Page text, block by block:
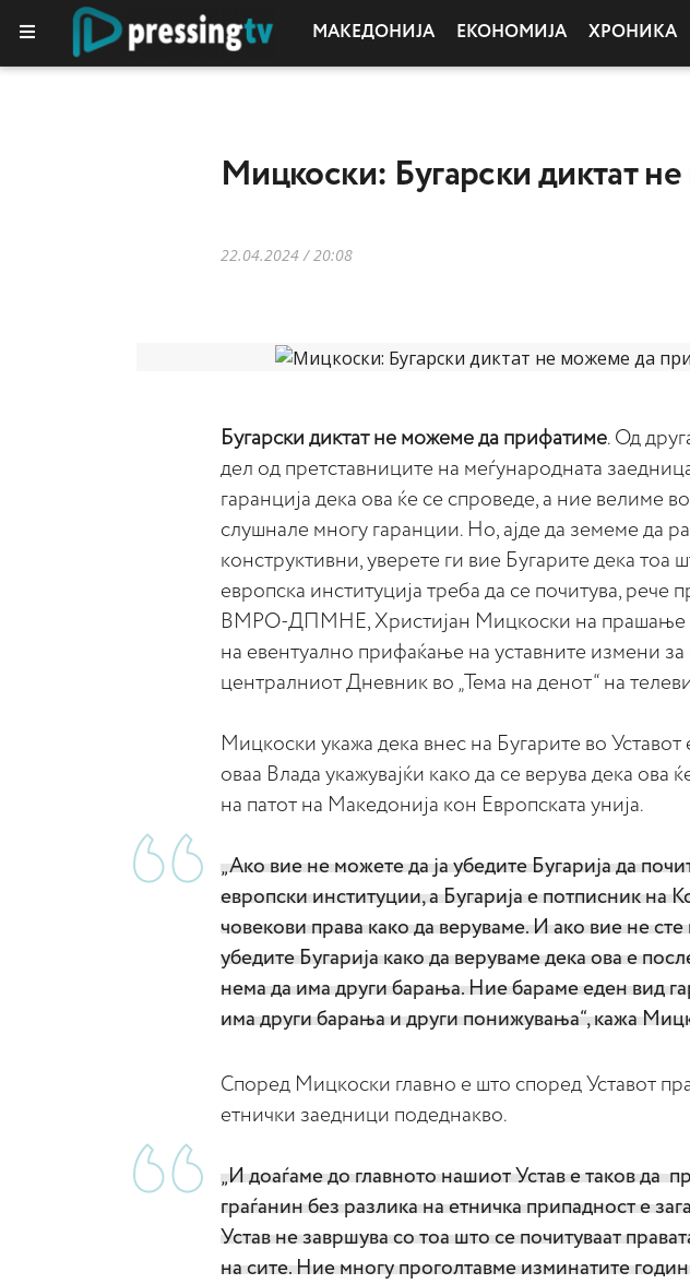
МАКЕДОНИЈА ЕКОНОМИЈА ХРОНИКА
Мицкоски: Бугарски диктат
22.04.2024 / 20:08
Бугарски диктат не можеме да прифатиме. Од
дел од претставниците на меѓународната
гаранција дека ова ќе се спроведе, а ние велиме
слушнале многу гаранции. Но, ајде да земеме да
конструктивни, уверете ги вие Бугарите дека тоа
европска институција треба да се почитува, рече
ВМРО-ДПМНЕ, Христијан Мицкоски на прашање
на евентуално прифаќање на уставните измени
централниот Дневник во „Тема на денот“ на
Мицкоски укажа дека внес на Бугарите во
оваа Влада укажувајќи како да се верува дека ова
на патот на Mакедонија кон Европската унија.
„Ако вие не можете да ја убедите Бугарија да
европски институции, а Бугарија е потписник на
човекови права како да веруваме. И ако вие не
убедите Бугарија како да веруваме дека ова е
нема да има други барања. Ние бараме еден вид
има други барања и други понижувања“, кажа
Според Мицкоски главно е што според Уставот
етнички заедници подеднакво.
„И доаѓаме до главното нашиот Устав е таков да
граѓанин без разлика на етничка припадност е
Устав не завршува со тоа што се почитуваат
на сите. Ние многу проголтавме изминатите